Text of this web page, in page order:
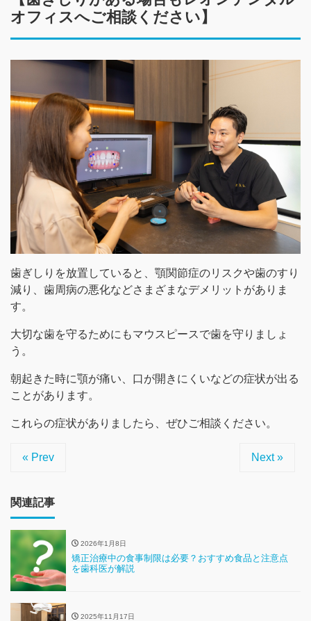
オフィスへご相談ください】
歯ぎしりを放置していると、顎関節症のリスクや歯のすり
減り、歯周病の悪化などさまざまなデメリットがありま
す。
大切な歯を守るためにもマウスピースで歯を守りましょ
う。
朝起きた時に顎が痛い、口が開きにくいなどの症状が出る
ことがあります。
これらの症状がありましたら、ぜひご相談ください。
« Prev Next »
関連記事
2026年1月8日
矯正治療中の食事制限は必要？おすすめ食品と注意点
を歯科医が解説
2025年11月17日